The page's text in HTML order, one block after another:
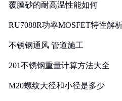
覆膜砂的耐高温性能如何
RU7088R功率MOSFET特性解
不锈钢通风 管道施工
201不锈钢重量计算方法大全
M20螺纹大径和小径是多少